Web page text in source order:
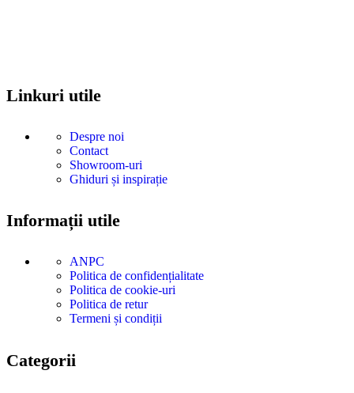
Linkuri utile
Despre noi
Contact
Showroom-uri
Ghiduri și inspirație
Informații utile
ANPC
Politica de confidențialitate
Politica de cookie-uri
Politica de retur
Termeni și condiții
Categorii